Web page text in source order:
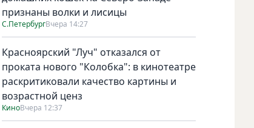
признаны волки и лисицы
С.ПетербургВчера 14:27
Красноярский "Луч" отказался от
проката нового "Колобка": в кинотеатре
раскритиковали качество картины и
возрастной ценз
КиноВчера 12:37